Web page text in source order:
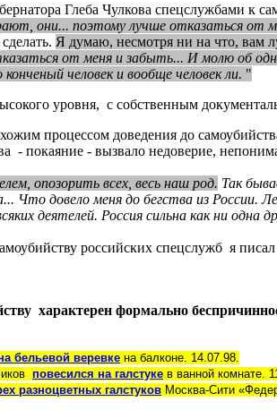
Глеба Чулкова спецслужбами к
они... поэтому лучше отказаться от
Я думаю, несмотря ни на что, вам
от меня и забыть... И молю об
человек и вообще человек ли. "
уровня, с собственным
процессом доведения до
- покаяние - вызвало недоверие,
опозорить всех, весь наш род. Так
довело меня до бегства из России.
деятелей. Россия сильна как ни
российских спецслужб я
характерен формально
бельевой веревке на балконе. 14.07.98.
повесился на галстуке в ванной комнате.
разноцветных галстуков Москва-Сити